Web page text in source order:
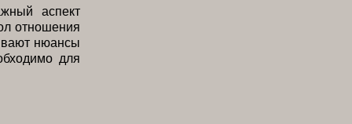
аспект
отношения
нюансы
для